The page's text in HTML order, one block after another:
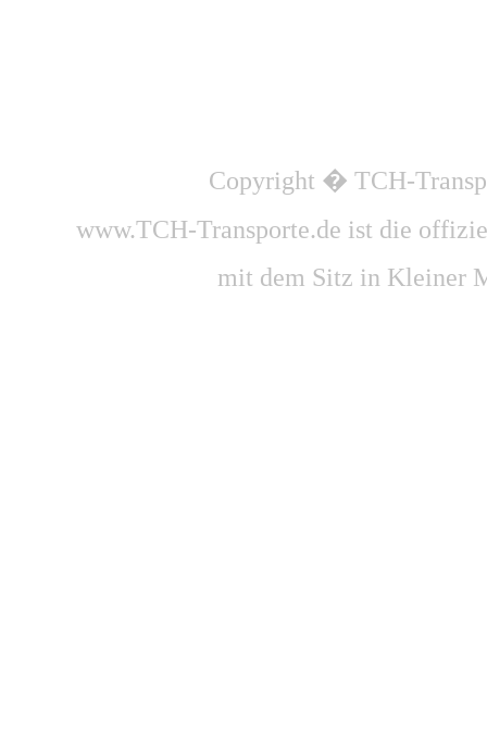
Copyright � TCH-
www.TCH-Transporte.de ist die
mit dem Sitz in Kleiner